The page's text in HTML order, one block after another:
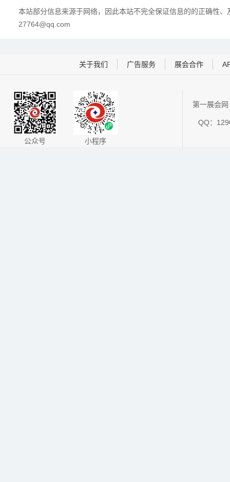
本站部分信息来源于网络，因此本站不完全保证信息的的正确性
27764@qq.com
关于我们 广告服务 展会合作
公众号 小程序
第一展会
QQ：